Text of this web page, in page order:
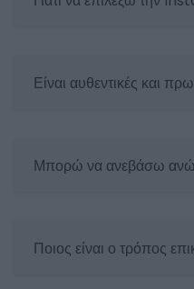
Είναι αυθεντικές και
Μπορώ να ανεβάσω
Ποιος είναι ο τρόπος